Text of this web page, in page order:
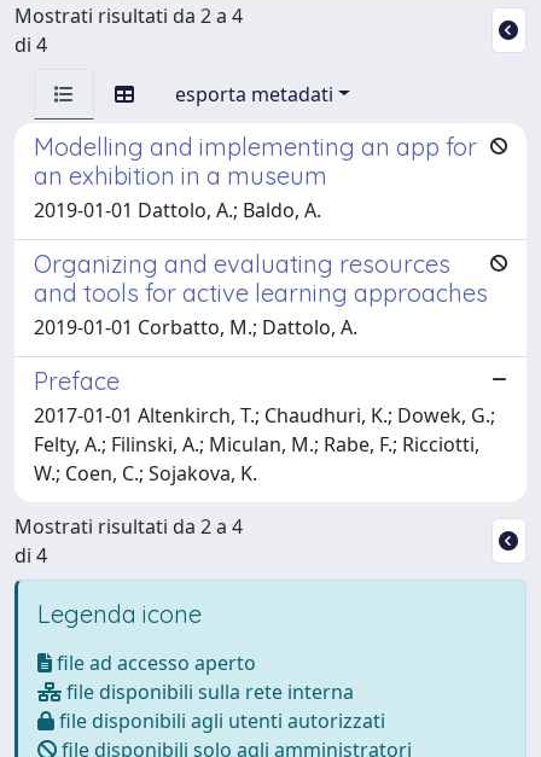
Mostrati risultati da 2 a 4
di 4
esporta metadati
Modelling and implementing an app for
an exhibition in a museum
2019-01-01 Dattolo, A.; Baldo, A.
Organizing and evaluating resources
and tools for active learning approaches
2019-01-01 Corbatto, M.; Dattolo, A.
Preface
2017-01-01 Altenkirch, T.; Chaudhuri, K.; Dowek, G.;
Felty, A.; Filinski, A.; Miculan, M.; Rabe, F.; Ricciotti,
W.; Coen, C.; Sojakova, K.
Mostrati risultati da 2 a 4
di 4
Legenda icone
file ad accesso aperto
file disponibili sulla rete interna
file disponibili agli utenti autorizzati
file disponibili solo agli amministratori